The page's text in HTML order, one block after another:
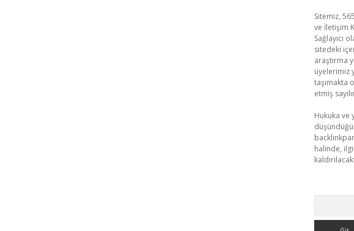
Sitemiz,
ve İletişim
Sağlayıcı
sitedeki
araştırma
üyelerimiz
taşımakta
etmiş
Hukuka ve
halinde,